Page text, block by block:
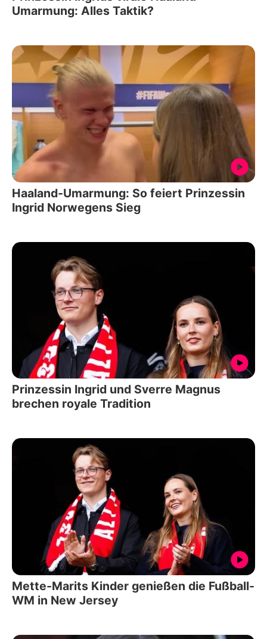
Umarmung: Alles Taktik?
Haaland-Umarmung: So feiert Prinzessin
Ingrid Norwegens Sieg
Prinzessin Ingrid und Sverre Magnus
brechen royale Tradition
Mette-Marits Kinder genießen die Fußball-
WM in New Jersey